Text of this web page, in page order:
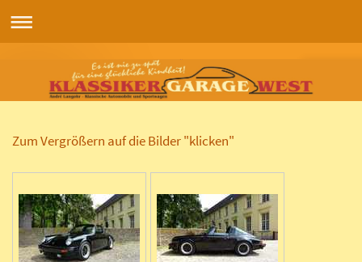
Zum Vergrößern auf die Bilder "klicken"